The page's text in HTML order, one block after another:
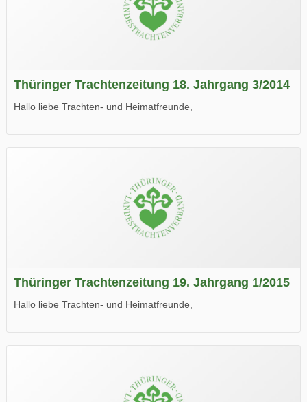
Thüringer Trachtenzeitung 18. Jahrgang 3/2014
Hallo liebe Trachten- und Heimatfreunde,
Wir wünschen Euch viel Spaß beim Lesen.
Thüringer Trachtenzeitung 19. Jahrgang 1/2015
Hallo liebe Trachten- und Heimatfreunde,
Wir wünschen Euch viel Spaß beim Lesen.